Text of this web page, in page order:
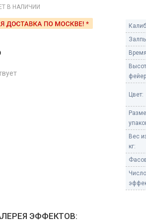
Бенгальские огни малые
Бенгальские огни большие
Фонтаны в торт (холодные)
Фонтаны сценические
Фестивальные шары
В НАЛИЧИИ
Цвет:
Вес
кг:
Число
ЭФФЕКТОВ: